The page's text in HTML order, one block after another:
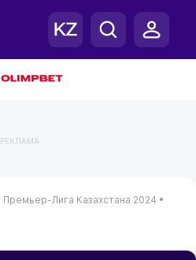
РЕКЛАМА
Премьер-Лига Казахстана 2024 •